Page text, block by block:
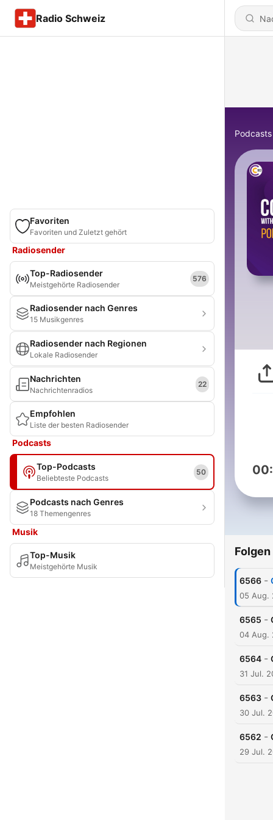
Radio Schweiz
Favoriten
Favoriten und Zuletzt gehört
Radiosender
Top-Radiosender
Meistgehörte Radiosender
576
Radiosender nach Genres
15 Musikgenres
Radiosender nach Regionen
Lokale Radiosender
Nachrichten
Nachrichtenradios
22
Empfohlen
Liste der besten Radiosender
Podcasts
Top-Podcasts
Beliebteste Podcasts
50
Podcasts nach Genres
18 Themengenres
Musik
Top-Musik
Meistgehörte Musik
Podcasts
Folgen
6566 -
05 Aug.
6565 -
04 Aug.
6564 -
31 Jul.
6563 -
30 Jul.
6562 -
29 Jul.